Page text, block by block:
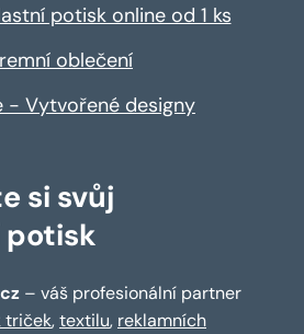
potisk online od 1 ks
oblečení
- Vytvořené designy
si svůj
potisk
– váš profesionální partner
triček,textilu, reklamních